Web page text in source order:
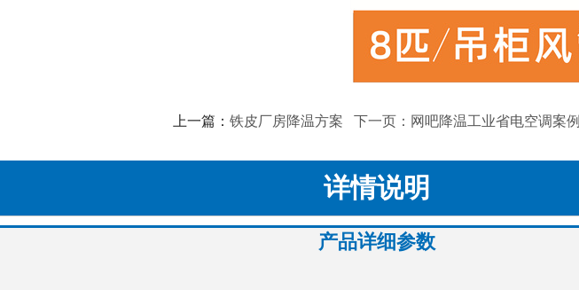
上一篇： 铁皮厂房降温方案 下一页：网吧降温工业省电空调案例
详情说明
产品详细参数